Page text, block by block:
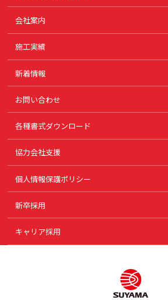
会社案内
施工実績
新着情報
お問い合わせ
各種書式ダウンロード
協力会社支援
個人情報保護ポリシー
新卒採用
キャリア採用